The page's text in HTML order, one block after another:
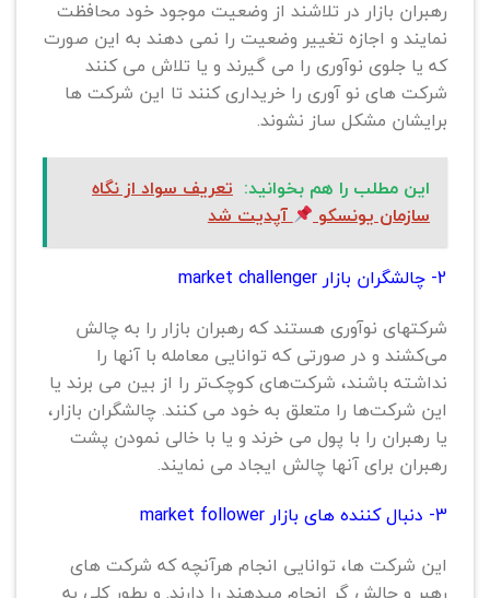
رهبران بازار در تلاشند از وضعیت موجود خود محافظت
نمایند و اجازه تغییر وضعیت را نمی دهند به این صورت
که یا جلوی نوآوری را می گیرند و یا تلاش می کنند
شرکت های نو آوری را خریداری کنند تا این شرکت ها
برایشان مشکل ساز نشوند.
این مطلب را هم بخوانید: تعریف سواد از نگاه
سازمان یونسکو
آپدیت شد
2- چالشگران بازار market challenger
شرکتهای نوآوری هستند که رهبران بازار را به چالش
می‌کشند و در صورتی که توانایی معامله با آنها را
نداشته باشند، شرکت‌های کوچک‌تر را از بین می برند یا
این شرکت‌ها را متعلق به خود می کنند. چالشگران بازار،
یا رهبران را با پول می خرند و یا با خالی نمودن پشت
رهبران برای آنها چالش ایجاد می نمایند.
3- دنبال کننده های بازار market follower
این شرکت ها، توانایی انجام هرآنچه که شرکت های